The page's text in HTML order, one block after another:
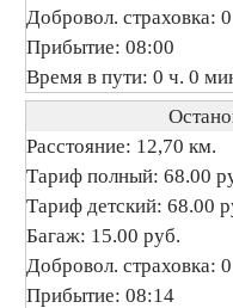
Добровол. страховка:
Прибытие: 08:00
Время в пути: 0 ч. 0
Расстояние: 12,70 км.
Тариф полный: 68.00
Тариф детский: 68.00
Багаж: 15.00 руб.
Добровол. страховка:
Прибытие: 08:14